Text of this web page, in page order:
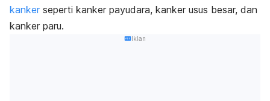
kanker seperti kanker payudara, kanker usus besar, dan
kanker paru.
Iklan